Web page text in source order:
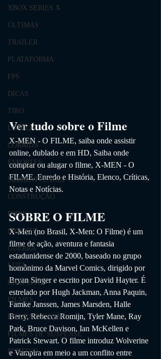
XBOX SERIES X
ÚLTIMAS
TRAILER
PLATAFORMA
FPS
DICAS
TIRO
LGBTQ+
CORRIDA
ESPORTES
SOBREVIVÊNCIA
CONSTRUÇÃO
INDIE
SWITCH
GUERRA
LUTA
GRATUITO
FILMES
FILMES DE AÇÃO
FILMES DE SUSPENSE
FURTIVO
Ver tudo sobre o Filme
X-MEN - O FILME, saiba onde assistir
online, dublado e em HD, Saiba onde
comprar ou alugar o filme, X-MEN - O
FILME. Enredo e História, Elenco, Críticas,
Notas e Notícias.
SOBRE O FILME
X-Men (no Brasil, X-Men: O Filme) é um
filme de ação, aventura e fantasia
estadunidense de 2000, baseado no grupo
homônimo da Marvel Comics, dirigido por
Bryan Singer e escrito por David Hayter. É
estrelado por Hugh Jackman, Anna Paquin,
Famke Janssen, James Marsden, Halle
Berry, Rebecca Romijn, Tyler Mane, Ray
Park, Bruce Davison, Ian McKellen e
Patrick Stewart. O filme introduz Wolverine
e Vampira em meio a um conflito entre